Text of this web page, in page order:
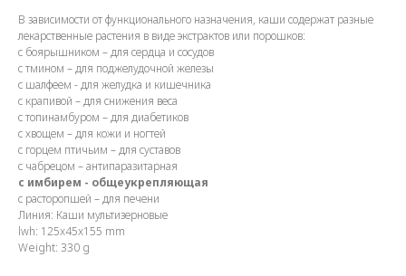
В зависимости от функционального назначения, каши содержат разные
лекарственные растения в виде экстрактов или порошков:
с боярышником – для сердца и сосудов
с тмином – для поджелудочной железы
с шалфеем - для желудка и кишечника
с крапивой – для снижения веса
с топинамбуром – для диабетиков
с хвощем – для кожи и ногтей
с горцем птичьим – для суставов
с чабрецом – антипаразитарная
с имбирем - общеукрепляющая
с расторопшей – для печени
Линия: Каши мультизерновые
lwh: 125x45x155 mm
Weight: 330 g